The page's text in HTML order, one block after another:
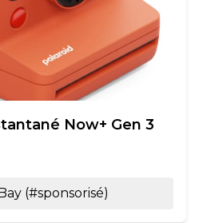
Now+ Gen 3
(#sponsorisé)